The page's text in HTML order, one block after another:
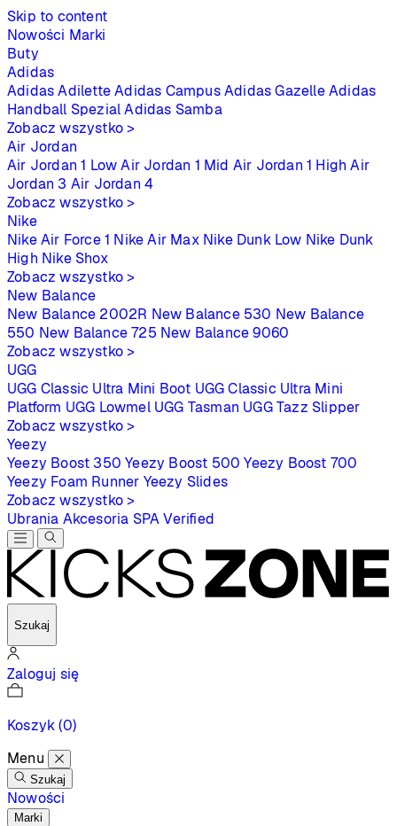
Skip to content
Nowości Marki
Buty
Adidas
Adidas Adilette Adidas Campus Adidas Gazelle Adidas
Handball Spezial Adidas Samba
Zobacz wszystko >
Air Jordan
Air Jordan 1 Low Air Jordan 1 Mid Air Jordan 1 High Air
Jordan 3 Air Jordan 4
Zobacz wszystko >
Nike
Nike Air Force 1 Nike Air Max Nike Dunk Low Nike Dunk
High Nike Shox
Zobacz wszystko >
New Balance
New Balance 2002R New Balance 530 New Balance
550 New Balance 725 New Balance 9060
Zobacz wszystko >
UGG
UGG Classic Ultra Mini Boot UGG Classic Ultra Mini
Platform UGG Lowmel UGG Tasman UGG Tazz Slipper
Zobacz wszystko >
Yeezy
Yeezy Boost 350 Yeezy Boost 500 Yeezy Boost 700
Yeezy Foam Runner Yeezy Slides
Zobacz wszystko >
Ubrania Akcesoria SPAVerified
Szukaj
Zaloguj się
Koszyk(0)
Menu
Szukaj
Nowości
Marki